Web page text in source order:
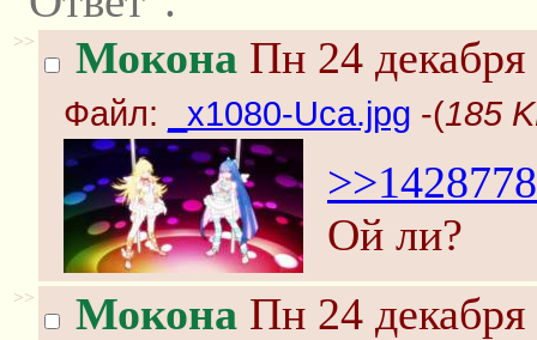
>> Мокона Пн 24
Файл: _x1080-Uca.jpg -(185
>>1428778
Ой ли?
>> Мокона Пн 24